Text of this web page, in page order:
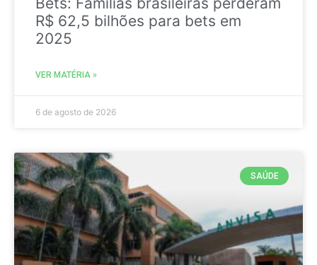
R$ 62,5 bilhões para bets em
2025
VER MATÉRIA »
6 de agosto de 2026
SAÚDE